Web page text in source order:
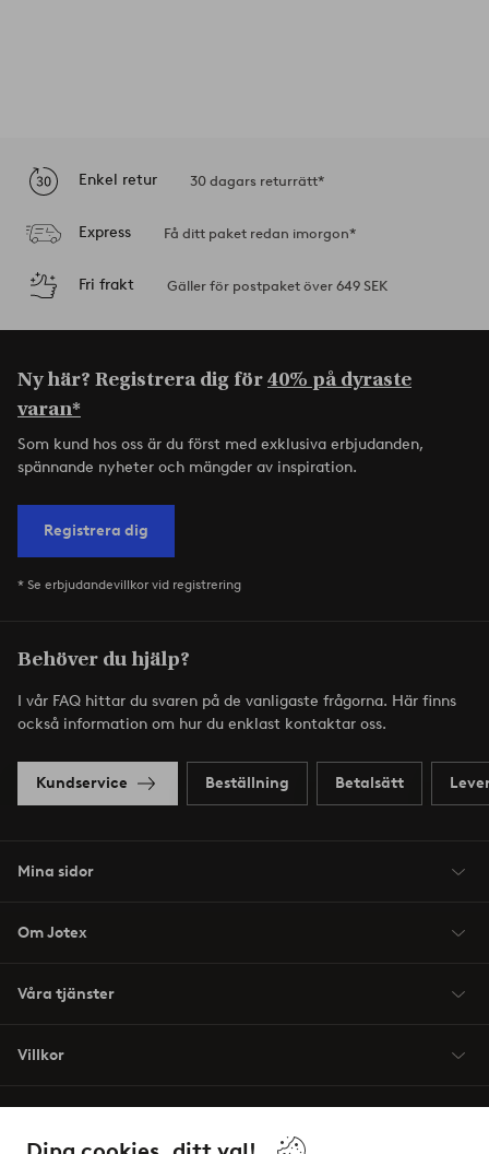
Enkel retur 30 dagars returrätt*
Express Få ditt paket redan imorgon*
Fri frakt Gäller för postpaket över 649 SEK
Ny här? Registrera dig för40% på dyraste
varan*
Som kund hos oss är du först med exklusiva erbjudanden,
spännande nyheter och mängder av inspiration.
Registrera dig
* Se erbjudandevillkor vid registrering
Behöver du hjälp?
I vår FAQ hittar du svaren på de vanligaste frågorna. Här finns
också information om hur du enklast kontaktar oss.
Kundservice Beställning Betalsätt
Mina sidor
Om Jotex
Våra tjänster
Villkor